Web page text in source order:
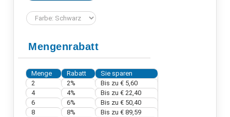
Mengenrabatt
Menge Rabatt
Sie sparen
2
2%
Bis zu € 5,60
4
4%
Bis zu € 22,40
6
6%
Bis zu € 50,40
8
8%
Bis zu € 89,59